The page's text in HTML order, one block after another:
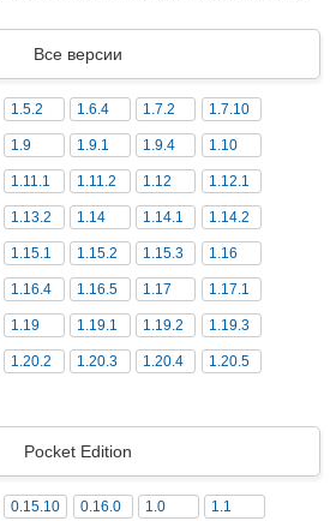
Все версии
1.5.2 1.6.4 1.7.2 1.7.10
1.9 1.9.1 1.9.4 1.10
1.11.1 1.11.2 1.12 1.12.1
1.13.2 1.14 1.14.1 1.14.2
1.15.1 1.15.2 1.15.3 1.16
1.16.4 1.16.5 1.17 1.17.1
1.19 1.19.1 1.19.2 1.19.3
1.20.2 1.20.3 1.20.4 1.20.5
Pocket Edition
0.15.10 0.16.0 1.0 1.1